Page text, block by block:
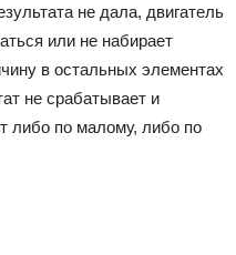
не дала, двигатель
или не набирает
в остальных элементах
не срабатывает и
либо по малому, либо по